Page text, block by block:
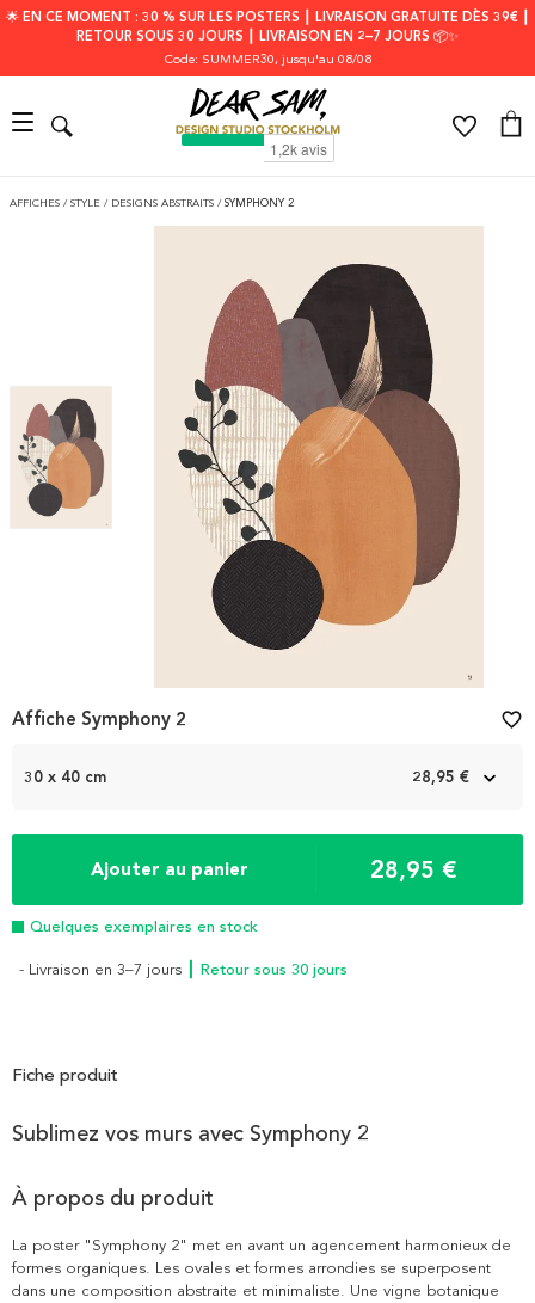
🌟 EN CE MOMENT : 30 % SUR LES POSTERS ┃ LIVRAISON GRATUITE DÈS 39€ ┃
RETOUR SOUS 30 JOURS ┃ LIVRAISON EN 2–7 JOURS 📦✨
Code: SUMMER30, jusqu'au 08/08
AFFICHES / STYLE / DESIGNS ABSTRAITS / SYMPHONY 2
30 x 40 cm 28,95 €
Ajouter au panier 28,95 €
Quelques exemplaires en stock
- Livraison en 3–7 jours ┃ Retour sous 30 jours
Affiche Symphony 2 favorite_border
Fiche produit
Sublimez vos murs avec Symphony 2
À propos du produit
La poster "Symphony 2" met en avant un agencement harmonieux de
formes organiques. Les ovales et formes arrondies se superposent
dans une composition abstraite et minimaliste. Une vigne botanique